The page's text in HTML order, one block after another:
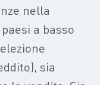
nella
a basso
sia